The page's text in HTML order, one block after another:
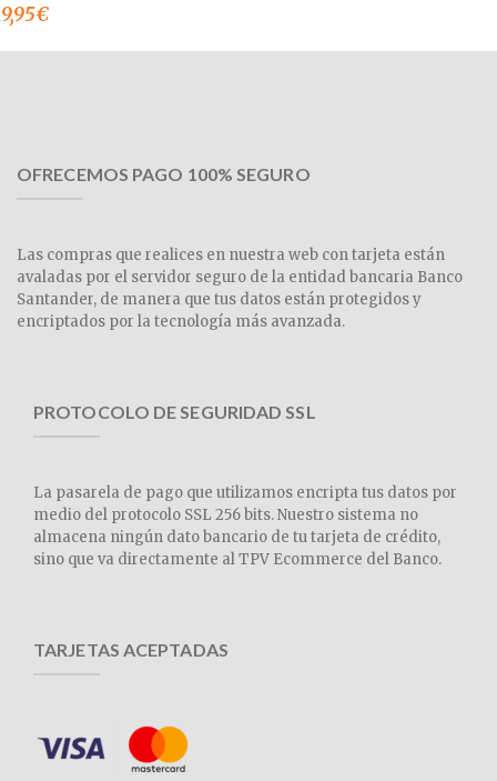
€
OFRECEMOS PAGO 100% SEGURO
Las compras que realices en nuestra web con tarjeta están
avaladas por el servidor seguro de la entidad bancaria Banco
Santander, de manera que tus datos están protegidos y
encriptados por la tecnología más avanzada.
PROTOCOLO DE SEGURIDAD SSL
La pasarela de pago que utilizamos encripta tus datos por
medio del protocolo SSL 256 bits. Nuestro sistema no
almacena ningún dato bancario de tu tarjeta de crédito,
sino que va directamente al TPV Ecommerce del Banco.
TARJETAS ACEPTADAS